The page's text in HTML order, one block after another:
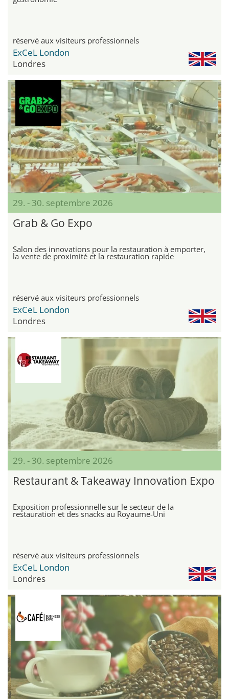
réservé aux visiteurs professionnels
ExCeL London
Londres
29. - 30. septembre 2026
Grab & Go Expo
Salon des innovations pour la restauration à emporter,
la vente de proximité et la restauration rapide
réservé aux visiteurs professionnels
ExCeL London
Londres
29. - 30. septembre 2026
Restaurant & Takeaway Innovation Expo
Exposition professionnelle sur le secteur de la
restauration et des snacks au Royaume-Uni
réservé aux visiteurs professionnels
ExCeL London
Londres